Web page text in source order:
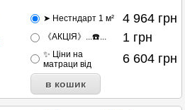
➤ Нестндарт 1 м² 4 964 грн
《АКЦІЯ》...☎️... 1 грн
✨ Ціни на
матраци від
6 604 грн